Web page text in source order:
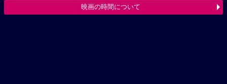
映画の時間について